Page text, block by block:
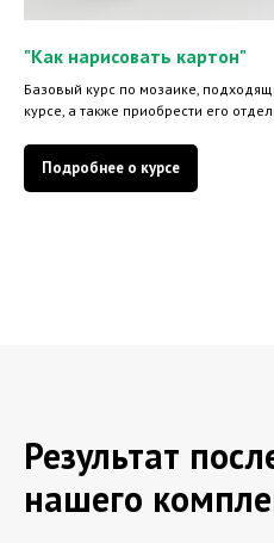
"Как нарисовать картон"
Базовый курс по мозаике,
курсе, а также приобрести его
Подробнее о курсе
Результат
нашего